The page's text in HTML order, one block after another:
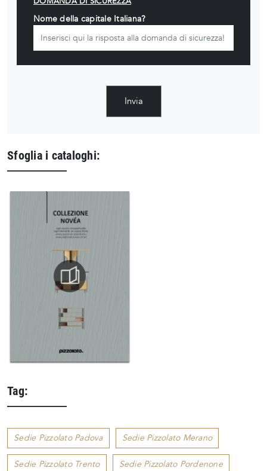
Nome della capitale Italiana?
Invia
Sfoglia i cataloghi:
Tag:
Sedie Pizzolato Padova Sedie Pizzolato Merano
Sedie Pizzolato Trento Sedie Pizzolato Pordenone